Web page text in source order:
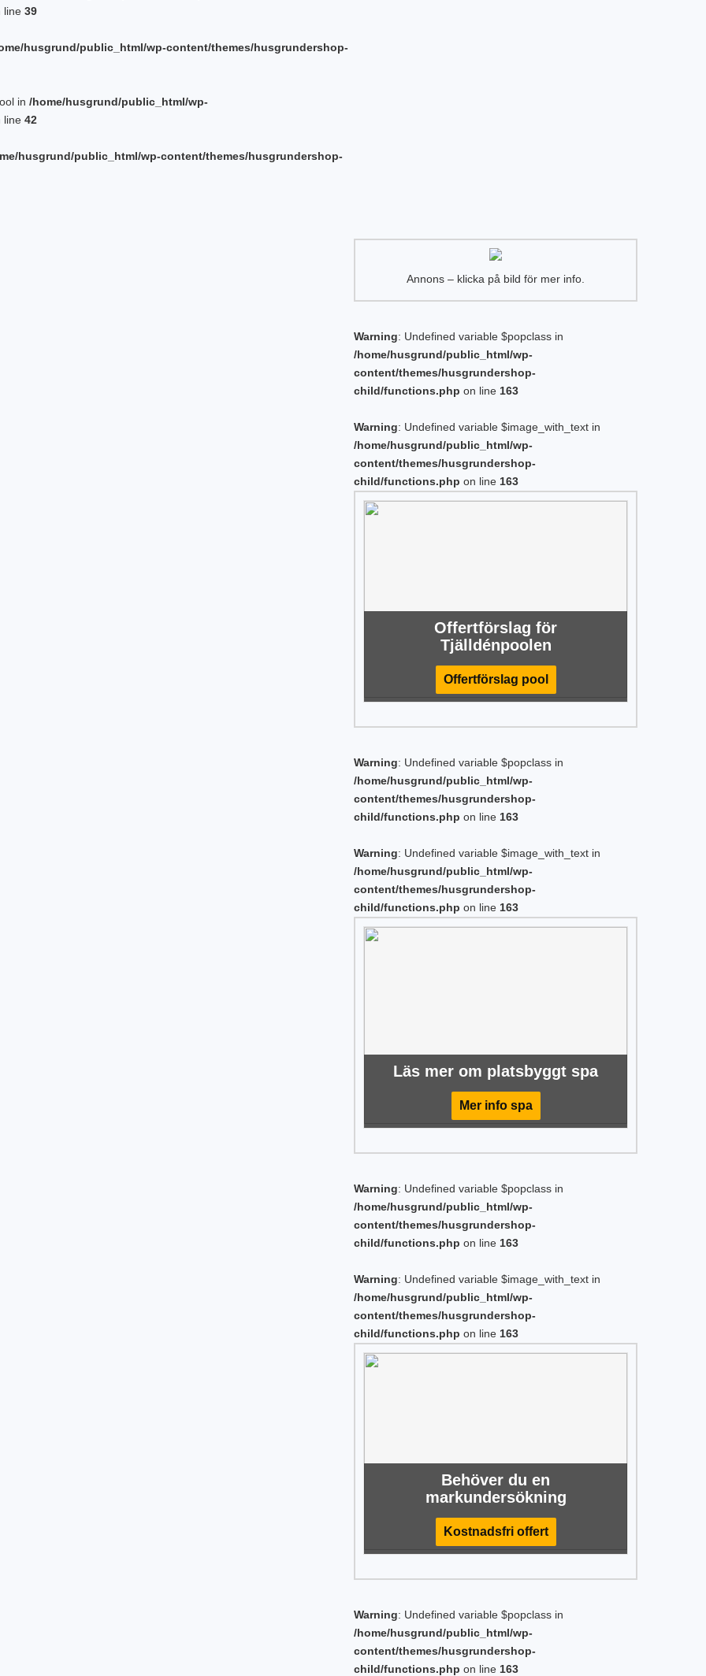
line 39
husgrund/public_html/wp-content/themes/husgrundershop-
in /home/husgrund/public_html/wp-
line 42
husgrund/public_html/wp-content/themes/husgrundershop-
Annons – klicka på bild för mer info.
Warning: Undefined variable $popclass in
/home/husgrund/public_html/wp-
content/themes/husgrundershop-
child/functions.php on line 163
Warning: Undefined variable $image_with_text in
/home/husgrund/public_html/wp-
content/themes/husgrundershop-
child/functions.php on line 163
Offertförslag för
Tjälldénpoolen
Offertförslag pool
Warning: Undefined variable $popclass in
/home/husgrund/public_html/wp-
content/themes/husgrundershop-
child/functions.php on line 163
Warning: Undefined variable $image_with_text in
/home/husgrund/public_html/wp-
content/themes/husgrundershop-
child/functions.php on line 163
Läs mer om platsbyggt spa
Mer info spa
Warning: Undefined variable $popclass in
/home/husgrund/public_html/wp-
content/themes/husgrundershop-
child/functions.php on line 163
Warning: Undefined variable $image_with_text in
/home/husgrund/public_html/wp-
content/themes/husgrundershop-
child/functions.php on line 163
Behöver du en
markundersökning
Kostnadsfri offert
Warning: Undefined variable $popclass in
/home/husgrund/public_html/wp-
content/themes/husgrundershop-
child/functions.php on line 163